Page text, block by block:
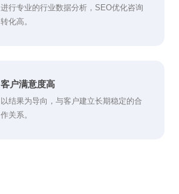
进行专业的行业数据分析，SEO优化咨询
转化高。
客户满意度高
以结果为导向，与客户建立长期稳定的合
作关系。